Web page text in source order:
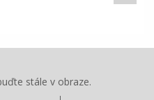
stále v obraze.